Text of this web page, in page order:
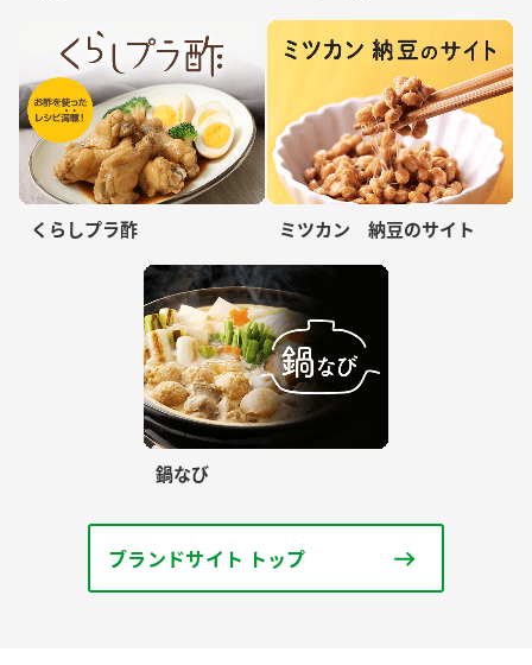
くらしプラ酢 ミツカン 納豆のサイト
鍋なび
ブランドサイト トップ